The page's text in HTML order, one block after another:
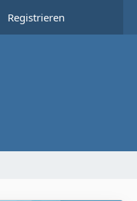
Registrieren